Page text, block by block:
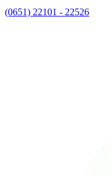
(0651) 22101 - 22526